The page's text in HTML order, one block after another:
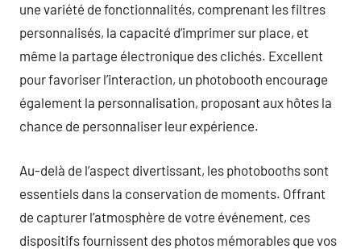
une variété de fonctionnalités, comprenant les filtres
personnalisés, la capacité d’imprimer sur place, et
même la partage électronique des clichés. Excellent
pour favoriser l’interaction, un photobooth encourage
également la personnalisation, proposant aux hôtes la
chance de personnaliser leur expérience.
Au-delà de l’aspect divertissant, les photobooths sont
essentiels dans la conservation de moments. Offrant
de capturer l’atmosphère de votre événement, ces
dispositifs fournissent des photos mémorables que vos